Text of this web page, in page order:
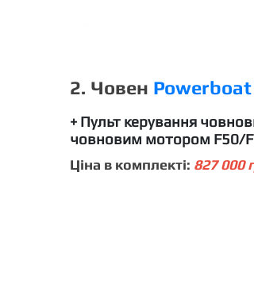
2. Човен Powerboat
+ Пульт керування
човновим мотором F50/
Ціна в комплекті: 827 000